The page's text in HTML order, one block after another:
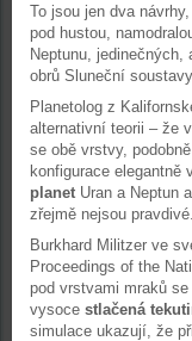
To jsou jen dva
pod hustou,
Neptunu,
obrů Sluneční
Planetolog z
alternativní teorii – že
se obě vrstvy,
konfigurace elegantně
planet Uran a Neptun
zřejmě nejsou pravdivé.
Burkhard Militzer ve
Proceedings of the
pod vrstvami mraků
vysoce stlačená
simulace ukazují, že